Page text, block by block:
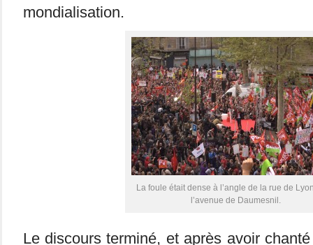
mondialisation.
La foule était dense à l’angle de la rue de
l’avenue de Daumesnil.
Le discours terminé, et après avoir